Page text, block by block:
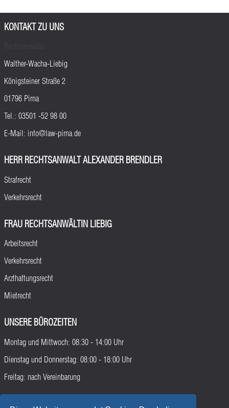
KONTAKT ZU UNS
Walther-Wacha-Liebig
Königsteiner Straße 2
01796 Pirna
Tel.: 03501 -52 98 00
E-Mail: info@law-pirna.de
HERR RECHTSANWALT ALEXANDER BRENDLER
Strafrecht
Verkehrsrecht
FRAU RECHTSANWÄLTIN LIEBIG
Arbeitsrecht
Verkehrsrecht
Arzthaftungsrecht
Mietrecht
UNSERE BÜROZEITEN
Montag und Mittwoch: 08:30 - 14:00 Uhr
Dienstag und Donnerstag: 08:00 - 18:00 Uhr
Freitag: nach Vereinbarung